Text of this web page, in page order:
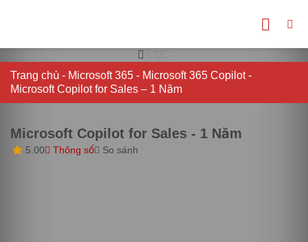
dung
Trang chủ - Microsoft 365 - Microsoft 365 Copilot-
Microsoft Copilot for Sales – 1 Năm
Microsoft Copilot for Sales - 1 Năm
5.00 Thông số So sánh